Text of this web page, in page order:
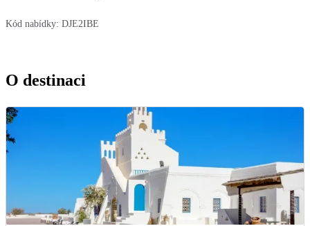
Kód nabídky: DJE2IBE
O destinaci